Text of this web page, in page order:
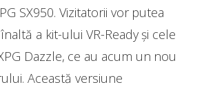
SX950. Vizitatorii vor putea
a kit-ului VR-Ready și cele
Dazzle, ce au acum un nou
Această versiune